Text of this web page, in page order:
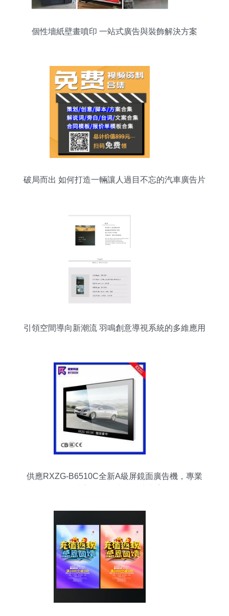
個性墻紙壁畫噴印 一站式廣告與裝飾解決方案
破局而出 如何打造一輛讓人過目不忘的汽車廣告片
引領空間導向新潮流 羽鳴創意導視系統的多維應用
供應RXZG-B6510C全新A級屏鏡面廣告機，專業